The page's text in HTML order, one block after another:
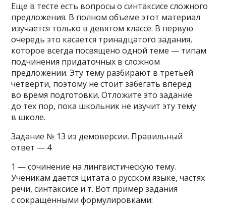
Еще в тесте есть вопросы о синтаксисе сложного
предложения. В полном объеме этот материал
изучается только в девятом классе. В первую
очередь это касается тринадцатого задания,
которое всегда посвящено одной теме — типам
подчинения придаточных в сложном
предложении. Эту тему разбирают в третьей
четверти, поэтому не стоит забегать вперед
во время подготовки. Отложите это задание
до тех пор, пока школьник не изучит эту тему
в школе.
Задание № 13 из демоверсии. Правильный
ответ — 4
1 — сочинение на лингвистическую тему.
Ученикам дается цитата о русском языке, частях
речи, синтаксисе и т. Вот пример задания
с сокращенными формулировками: